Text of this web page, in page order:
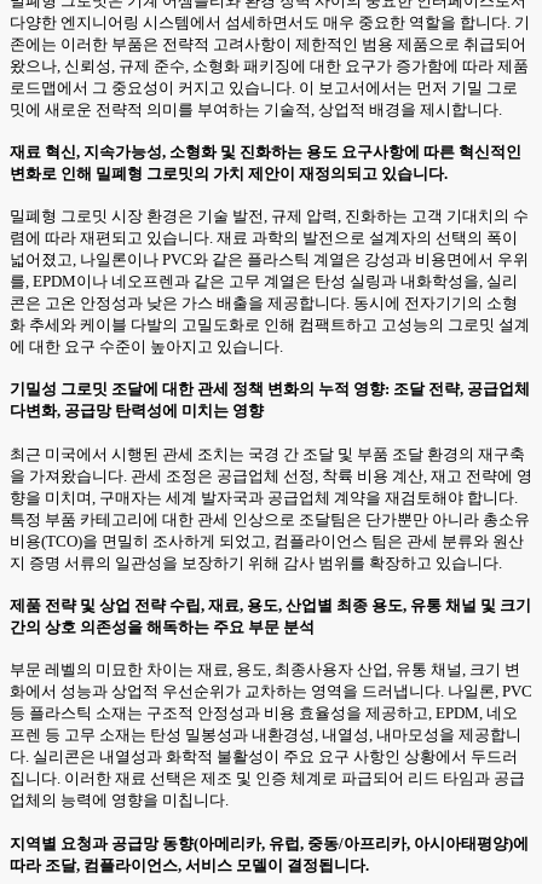
다양한 엔지니어링 시스템에서 섬세하면서도 매우 중요한 역할을 합니다. 기
존에는 이러한 부품은 전략적 고려사항이 제한적인 범용 제품으로 취급되어
왔으나, 신뢰성, 규제 준수, 소형화 패키징에 대한 요구가 증가함에 따라 제품
로드맵에서 그 중요성이 커지고 있습니다. 이 보고서에서는 먼저 기밀 그로
밋에 새로운 전략적 의미를 부여하는 기술적, 상업적 배경을 제시합니다.
재료 혁신, 지속가능성, 소형화 및 진화하는 용도 요구사항에 따른 혁신적인
변화로 인해 밀폐형 그로밋의 가치 제안이 재정의되고 있습니다.
밀폐형 그로밋 시장 환경은 기술 발전, 규제 압력, 진화하는 고객 기대치의 수
렴에 따라 재편되고 있습니다. 재료 과학의 발전으로 설계자의 선택의 폭이
넓어졌고, 나일론이나 PVC와 같은 플라스틱 계열은 강성과 비용면에서 우위
를, EPDM이나 네오프렌과 같은 고무 계열은 탄성 실링과 내화학성을, 실리
콘은 고온 안정성과 낮은 가스 배출을 제공합니다. 동시에 전자기기의 소형
화 추세와 케이블 다발의 고밀도화로 인해 컴팩트하고 고성능의 그로밋 설계
에 대한 요구 수준이 높아지고 있습니다.
기밀성 그로밋 조달에 대한 관세 정책 변화의 누적 영향: 조달 전략, 공급업체
다변화, 공급망 탄력성에 미치는 영향
최근 미국에서 시행된 관세 조치는 국경 간 조달 및 부품 조달 환경의 재구축
을 가져왔습니다. 관세 조정은 공급업체 선정, 착륙 비용 계산, 재고 전략에 영
향을 미치며, 구매자는 세계 발자국과 공급업체 계약을 재검토해야 합니다.
특정 부품 카테고리에 대한 관세 인상으로 조달팀은 단가뿐만 아니라 총소유
비용(TCO)을 면밀히 조사하게 되었고, 컴플라이언스 팀은 관세 분류와 원산
지 증명 서류의 일관성을 보장하기 위해 감사 범위를 확장하고 있습니다.
제품 전략 및 상업 전략 수립, 재료, 용도, 산업별 최종 용도, 유통 채널 및 크기
간의 상호 의존성을 해독하는 주요 부문 분석
부문 레벨의 미묘한 차이는 재료, 용도, 최종사용자 산업, 유통 채널, 크기 변
화에서 성능과 상업적 우선순위가 교차하는 영역을 드러냅니다. 나일론, PVC
등 플라스틱 소재는 구조적 안정성과 비용 효율성을 제공하고, EPDM, 네오
프렌 등 고무 소재는 탄성 밀봉성과 내환경성, 내열성, 내마모성을 제공합니
다. 실리콘은 내열성과 화학적 불활성이 주요 요구 사항인 상황에서 두드러
집니다. 이러한 재료 선택은 제조 및 인증 체계로 파급되어 리드 타임과 공급
업체의 능력에 영향을 미칩니다.
지역별 요청과 공급망 동향(아메리카, 유럽, 중동/아프리카, 아시아태평양)에
따라 조달, 컴플라이언스, 서비스 모델이 결정됩니다.